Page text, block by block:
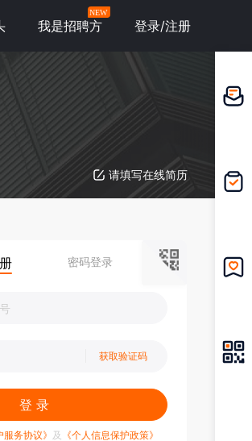
我是招聘方
NEW
登录/注册
请填写在线简历
密码登录
获取验证码
登 录
服务协议》 及 《个人信息保护政策》